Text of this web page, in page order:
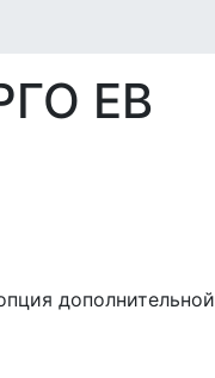
EB
дополнительной